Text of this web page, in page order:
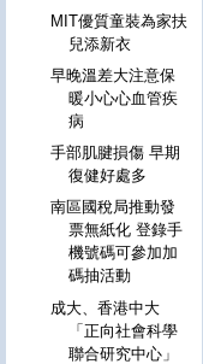
MIT優質童裝為家扶
兒添新衣
早晚溫差大注意保
暖小心心血管疾
病
手部肌腱損傷 早期
復健好處多
南區國稅局推動發
票無紙化 登錄手
機號碼可參加加
碼抽活動
成大、香港中大
「正向社會科學
聯合研究中心」